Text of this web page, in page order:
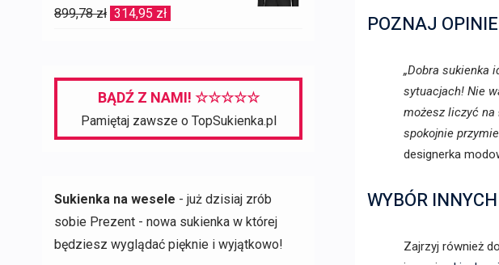
POZNAJ OPINIE
„Dobra sukienka
sytuacjach! Nie
możesz liczyć na
spokojnie
designerka
WYBÓR
Zajrzyj również
339,00 zł. 305,00 zł.
899,78zł Pierwotna
899,78 zł.
314,95 zł
314,95 zł.
BĄDŹ Z NAMI! ☆☆☆☆☆
Pamiętaj zawsze o TopSukienka.pl
Sukienka na wesele - już dzisiaj zrób
sobie Prezent - nowa sukienka w której
będziesz wyglądać pięknie i wyjątkowo!